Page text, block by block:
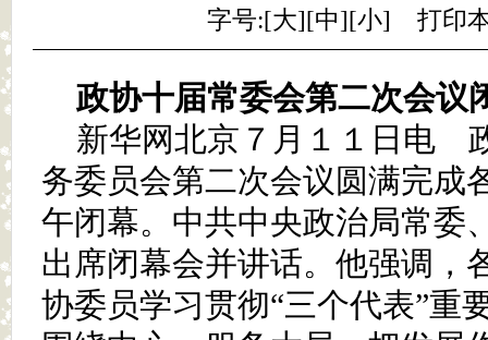
字号:[大][中][小] 打印
政协十届常委会第二次会议
新华网北京７月１１日电
务委员会第二次会议圆满完成
午闭幕。中共中央政治局常委
出席闭幕会并讲话。他强调，
协委员学习贯彻“三个代表”重